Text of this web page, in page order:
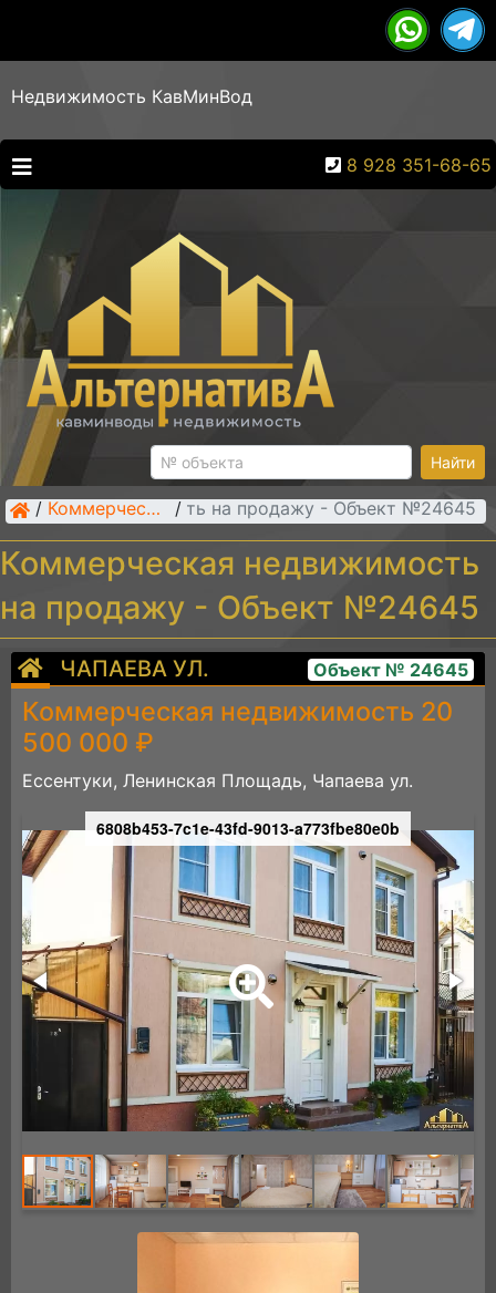
Недвижимость КавМинВод
8 928 351-68-65
Найти
/ Коммерческая недвижимость /
недвижимость на продажу - Объект №24645
Коммерческая недвижимость
на продажу - Объект №24645
ЧАПАЕВА УЛ. Объект № 24645
Коммерческая недвижимость 20
500 000 ₽
Ессентуки, Ленинская Площадь, Чапаева ул.
6808b453-7c1e-43fd-9013-a773fbe80e0b